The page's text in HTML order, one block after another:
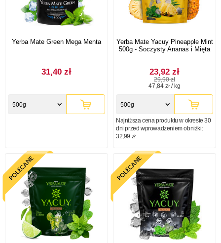
Yerba Mate Green Mega Menta
31,40 zł
500g
Yerba Mate Yacuy Pineapple Mint
500g - Soczysty Ananas i Mięta
23,92 zł
29,90 zł
47,84 zł / kg
500g
Najniższa cena produktu w okresie 30
dni przed wprowadzeniem obniżki:
32,99 zł